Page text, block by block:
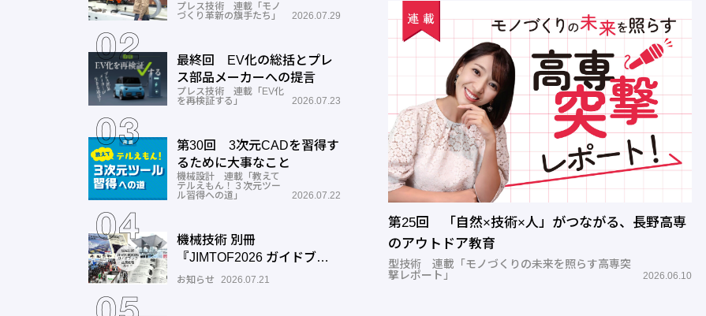
第25回 「自然×技術×人」がつながる、長野高専
のアウトドア教育
型技術 連載「モノづくりの未来を照らす高専突
撃レポート」
2026.06.10
げを実現―ミナミ技研
プレス技術 連載「モノ
づくり革新の旗手たち」
2026.07.29
最終回 EV化の総括とプレ
ス部品メーカーへの提言
プレス技術 連載「EV化
を再検証する」
2026.07.23
第30回 3次元CADを習得す
るために大事なこと
機械設計 連載「教えて
テルえもん！３次元ツー
ル習得への道」
2026.07.22
機械技術 別冊
『JIMTOF2026 ガイドブッ
ク』出展機種ガイドご入力の
お知らせ 2026.07.21